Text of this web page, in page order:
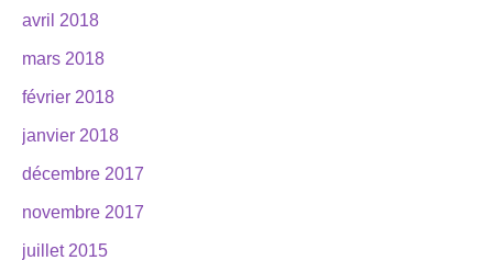
avril 2018
mars 2018
février 2018
janvier 2018
décembre 2017
novembre 2017
juillet 2015